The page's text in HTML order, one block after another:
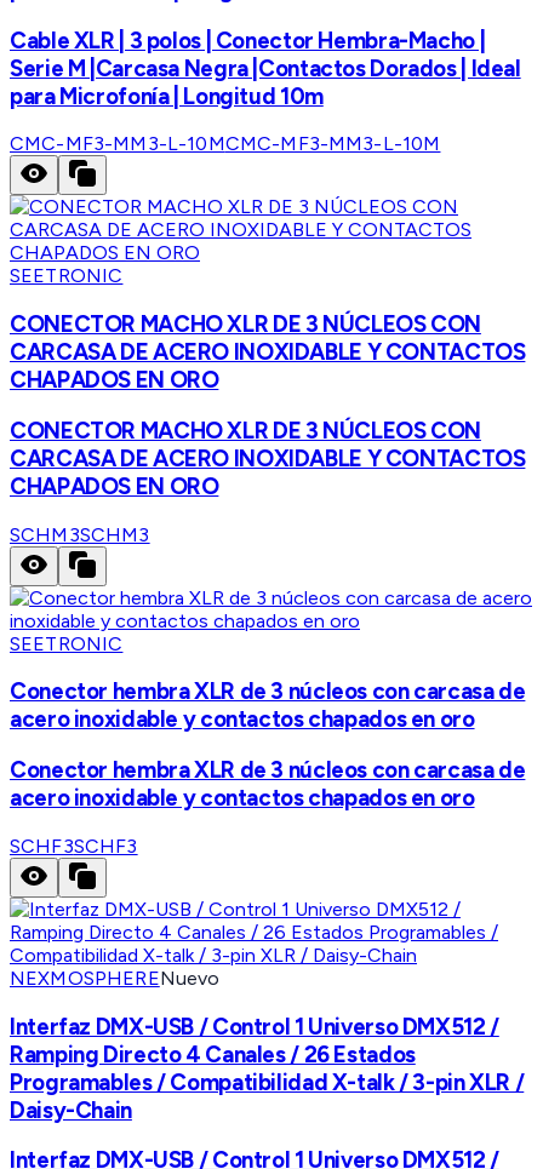
Cable XLR | 3 polos | Conector Hembra-Macho |
Serie M |Carcasa Negra |Contactos Dorados | Ideal
para Microfonía | Longitud 10m
CMC-MF3-MM3-L-10MCMC-MF3-MM3-L-10M
SEETRONIC
CONECTOR MACHO XLR DE 3 NÚCLEOS CON
CARCASA DE ACERO INOXIDABLE Y CONTACTOS
CHAPADOS EN ORO
CONECTOR MACHO XLR DE 3 NÚCLEOS CON
CARCASA DE ACERO INOXIDABLE Y CONTACTOS
CHAPADOS EN ORO
SCHM3SCHM3
SEETRONIC
Conector hembra XLR de 3 núcleos con carcasa de
acero inoxidable y contactos chapados en oro
Conector hembra XLR de 3 núcleos con carcasa de
acero inoxidable y contactos chapados en oro
SCHF3SCHF3
NEXMOSPHERENuevo
Interfaz DMX-USB / Control 1 Universo DMX512 /
Ramping Directo 4 Canales / 26 Estados
Programables / Compatibilidad X-talk / 3-pin XLR /
Daisy-Chain
Interfaz DMX-USB / Control 1 Universo DMX512 /